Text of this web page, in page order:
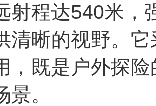
射程达540米，
清晰的视野。
，既是户外探
。